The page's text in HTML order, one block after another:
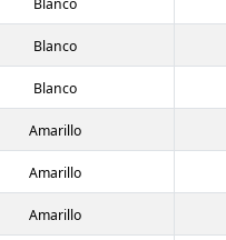
Blanco
Blanco
Blanco
Amarillo
Amarillo
Amarillo